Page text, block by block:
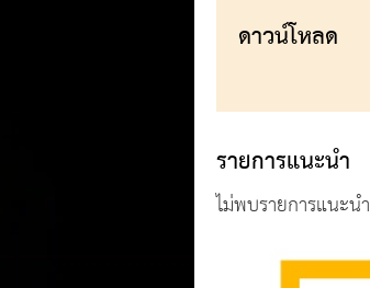
ดาวน์โหลด
รายการแนะนำ
ไม่พบรายการแนะนำ